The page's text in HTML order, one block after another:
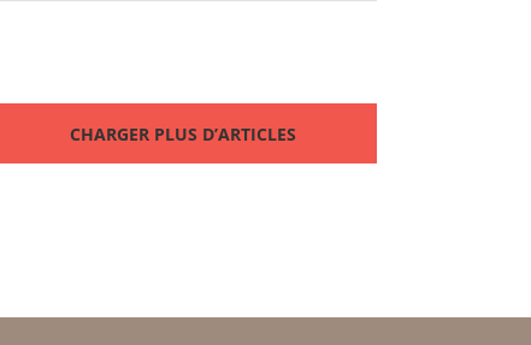
CHARGER PLUS D’ARTICLES